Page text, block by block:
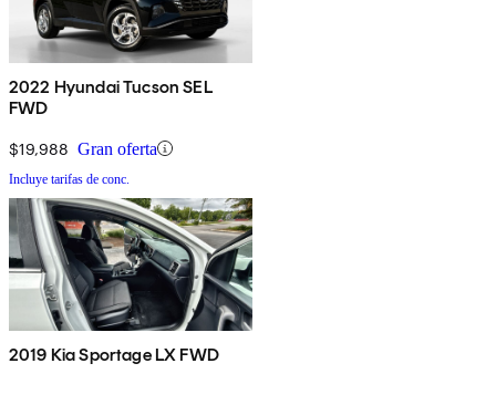
2022 Hyundai Tucson SEL
FWD
$19,988 Gran oferta
Incluye tarifas de conc.
2019 Kia Sportage LX FWD